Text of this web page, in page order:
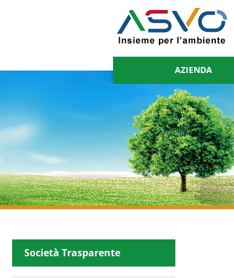
AZIENDA
Società Trasparente